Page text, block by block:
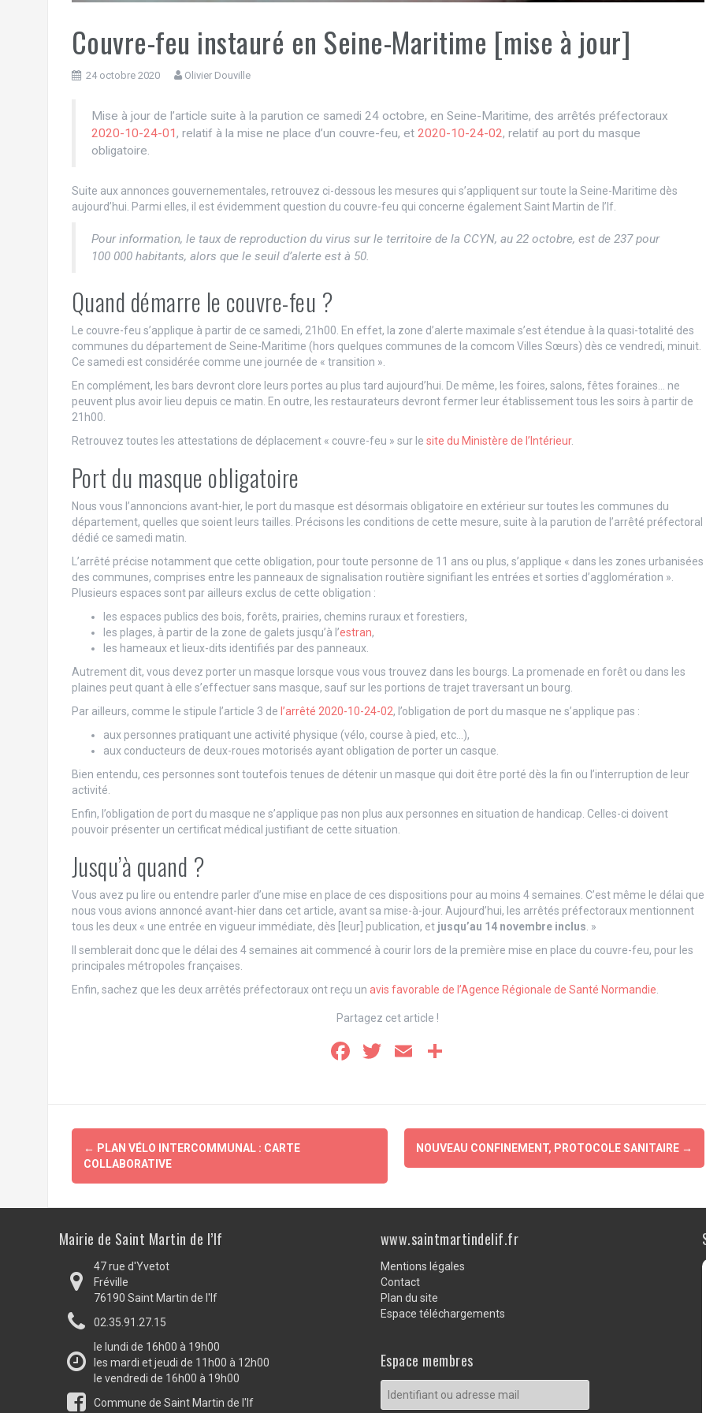
Couvre-feu instauré en Seine-Maritime [mise à jour]
24 octobre 2020 Olivier Douville
Mise à jour de l’article suite à la parution ce samedi 24 octobre, en Seine-Maritime, des arrêtés préfectoraux
2020-10-24-01, relatif à la mise ne place d’un couvre-feu, et 2020-10-24-02, relatif au port du masque
obligatoire.
Suite aux annonces gouvernementales, retrouvez ci-dessous les mesures qui s’appliquent sur toute la Seine-Maritime dès
aujourd’hui. Parmi elles, il est évidemment question du couvre-feu qui concerne également Saint Martin de l’If.
Pour information, le taux de reproduction du virus sur le territoire de la CCYN, au 22 octobre, est de 237 pour
100 000 habitants, alors que le seuil d’alerte est à 50.
Quand démarre le couvre-feu ?
Le couvre-feu s’applique à partir de ce samedi, 21h00. En effet, la zone d’alerte maximale s’est étendue à la quasi-totalité des
communes du département de Seine-Maritime (hors quelques communes de la comcom Villes Sœurs) dès ce vendredi, minuit.
Ce samedi est considérée comme une journée de « transition ».
En complément, les bars devront clore leurs portes au plus tard aujourd’hui. De même, les foires, salons, fêtes foraines… ne
peuvent plus avoir lieu depuis ce matin. En outre, les restaurateurs devront fermer leur établissement tous les soirs à partir de
21h00.
Retrouvez toutes les attestations de déplacement « couvre-feu » sur le site du Ministère de l’Intérieur.
Port du masque obligatoire
Nous vous l’annoncions avant-hier, le port du masque est désormais obligatoire en extérieur sur toutes les communes du
département, quelles que soient leurs tailles. Précisons les conditions de cette mesure, suite à la parution de l’arrêté préfectoral
dédié ce samedi matin.
L’arrêté précise notamment que cette obligation, pour toute personne de 11 ans ou plus, s’applique « dans les zones urbanisées
des communes, comprises entre les panneaux de signalisation routière signifiant les entrées et sorties d’agglomération ».
Plusieurs espaces sont par ailleurs exclus de cette obligation :
les espaces publics des bois, forêts, prairies, chemins ruraux et forestiers,
les plages, à partir de la zone de galets jusqu’à l’estran,
les hameaux et lieux-dits identifiés par des panneaux.
Autrement dit, vous devez porter un masque lorsque vous vous trouvez dans les bourgs. La promenade en forêt ou dans les
plaines peut quant à elle s’effectuer sans masque, sauf sur les portions de trajet traversant un bourg.
Par ailleurs, comme le stipule l’article 3 de l’arrêté 2020-10-24-02, l’obligation de port du masque ne s’applique pas :
aux personnes pratiquant une activité physique (vélo, course à pied, etc…),
aux conducteurs de deux-roues motorisés ayant obligation de porter un casque.
Bien entendu, ces personnes sont toutefois tenues de détenir un masque qui doit être porté dès la fin ou l’interruption de leur
activité.
Enfin, l’obligation de port du masque ne s’applique pas non plus aux personnes en situation de handicap. Celles-ci doivent
pouvoir présenter un certificat médical justifiant de cette situation.
Jusqu’à quand ?
Vous avez pu lire ou entendre parler d’une mise en place de ces dispositions pour au moins 4 semaines. C’est même le délai que
nous vous avions annoncé avant-hier dans cet article, avant sa mise-à-jour. Aujourd’hui, les arrêtés préfectoraux mentionnent
tous les deux « une entrée en vigueur immédiate, dès [leur] publication, et jusqu’au 14 novembre inclus . »
Il semblerait donc que le délai des 4 semaines ait commencé à courir lors de la première mise en place du couvre-feu, pour les
principales métropoles françaises.
Enfin, sachez que les deux arrêtés préfectoraux ont reçu un avis favorable de l’Agence Régionale de Santé Normandie
Partagez cet article !
F
b
o
k
T
er
E
g
er
Navigation
d'article
← PLAN VÉLO INTERCOMMUNAL : CARTE
COLLABORATIVE
NOUVEAU CONFINEMENT, PROTOCOLE SANITAIRE →
Mairie de Saint Martin de l’If
47 rue d'Yvetot
Fréville
76190 Saint Martin de l'If
02.35.91.27.15
le lundi de 16h00 à 19h00
les mardi et jeudi de 11h00 à 12h00
le vendredi de 16h00 à 19h00
Commune de Saint Martin de l'If
www.saintmartindelif.fr
Mentions légales
Contact
Plan du site
Espace téléchargements
Espace membres